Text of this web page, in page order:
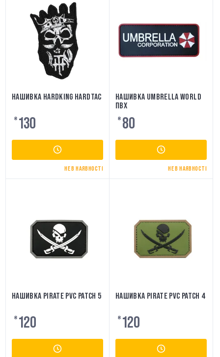
НАШИВКА HARDKING HARDTAC
₴ 130
НЕ В НАЯВНОСТІ
НАШИВКА UMBRELLA WORLD
ПВХ
₴ 80
НЕ В НАЯВНОСТІ
НАШИВКА PIRATE PVC PATCH 5
₴ 120
НАШИВКА PIRATE PVC PATCH 4
₴ 120